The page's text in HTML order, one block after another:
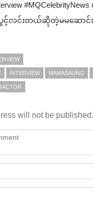
ပွင့်လင်းတယ်ဆိုတဲ့မမဆောင်း
INTERVIEW MAMASAUNG
will not be published.